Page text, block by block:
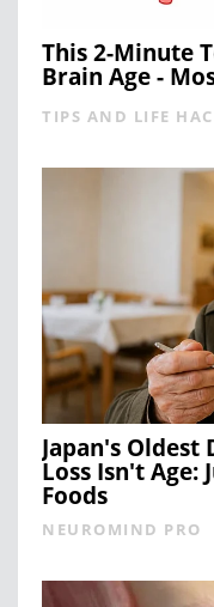
This 2-Minute
Brain Age -
TIPS AND LIFE
Japan's Oldest
Loss Isn't Age:
Foods
NEUROMIND PRO